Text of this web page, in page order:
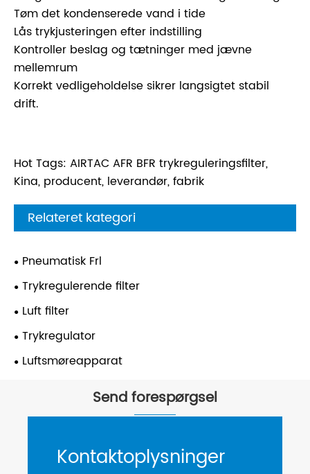
Tøm det kondenserede vand i tide
Lås trykjusteringen efter indstilling
Kontroller beslag og tætninger med jævne
mellemrum
Korrekt vedligeholdelse sikrer langsigtet stabil
drift.
Hot Tags: AIRTAC AFR BFR trykreguleringsfilter,
Kina, producent, leverandør, fabrik
Relateret kategori
Pneumatisk Frl
Trykregulerende filter
Luft filter
Trykregulator
Luftsmøreapparat
Send forespørgsel
Kontaktoplysninger